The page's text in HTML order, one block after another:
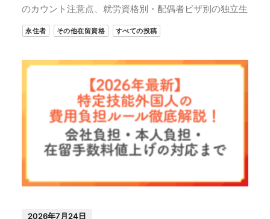
のカウント注意点、就労資格別・配偶者ビザ別の独立生
永住者 その他在留資格 すべての投稿
2026年7月24日